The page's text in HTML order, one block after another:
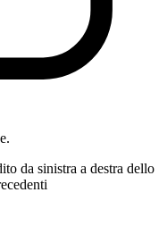
da sinistra a destra dello